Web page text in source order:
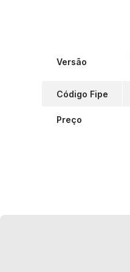
Versão
Código Fipe
Preço